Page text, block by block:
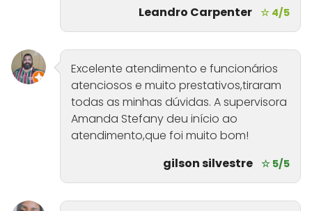
Leandro Carpenter ☆ 4/5
Excelente atendimento e funcionários
atenciosos e muito prestativos,tiraram
todas as minhas dúvidas. A supervisora
Amanda Stefany deu início ao
atendimento,que foi muito bom!
gilson silvestre ☆ 5/5